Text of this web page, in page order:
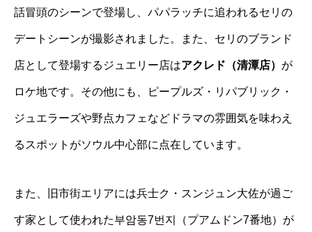
話冒頭のシーンで登場し、パパラッチに追われるセリの
デートシーンが撮影されました。また、セリのブランド
店として登場するジュエリー店はアクレド（清潭店） が
ロケ地です。その他にも、ピープルズ・リパブリック・
ジュエラーズや野点カフェなどドラマの雰囲気を味わえ
るスポットがソウル中心部に点在しています。
また、旧市街エリアには兵士ク・スンジュン大佐が過ご
す家として使われた부암동7번지 （プアムドン7番地）が